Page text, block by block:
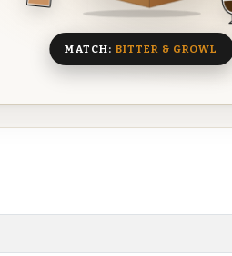
MATCH: BITTER & GROWL